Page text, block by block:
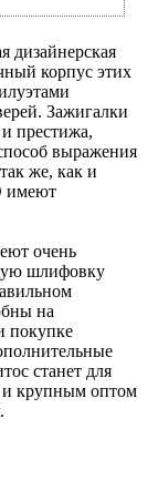
дизайнерская
корпус этих
Зажигалки
престижа,
выражения
же, как и
имеют
очень
шлифовку
на
покупке
станет для
и крупным оптом